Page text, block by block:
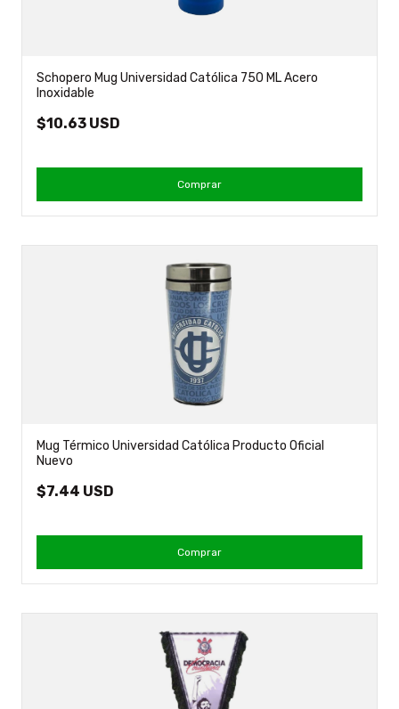
Schopero Mug Universidad Católica 750 ML Acero
Inoxidable
$10.63 USD
Comprar
Mug Térmico Universidad Católica Producto Oficial
Nuevo
$7.44 USD
Comprar